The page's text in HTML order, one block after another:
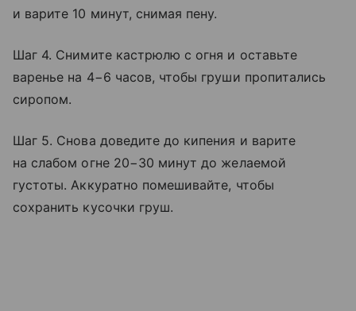
и варите 10 минут, снимая пену.
Шаг 4. Снимите кастрюлю с огня и оставьте
варенье на 4−6 часов, чтобы груши пропитались
сиропом.
Шаг 5. Снова доведите до кипения и варите
на слабом огне 20−30 минут до желаемой
густоты. Аккуратно помешивайте, чтобы
сохранить кусочки груш.